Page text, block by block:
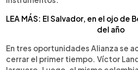
LEA MÁS: El Salvador, en el ojo de
del año
En tres oportunidades Alianza se
cerrar el primer tiempo. Víctor